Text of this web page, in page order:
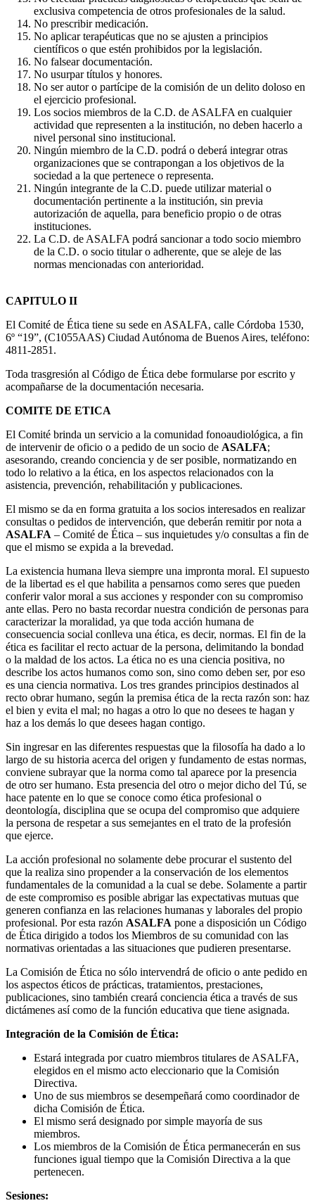
exclusiva competencia de otros profesionales de la salud.
No prescribir medicación.
No aplicar terapéuticas que no se ajusten a principios
científicos o que estén prohibidos por la legislación.
No falsear documentación.
No usurpar títulos y honores.
No ser autor o partícipe de la comisión de un delito doloso en
el ejercicio profesional.
Los socios miembros de la C.D. de ASALFA en cualquier
actividad que representen a la institución, no deben hacerlo a
nivel personal sino institucional.
Ningún miembro de la C.D. podrá o deberá integrar otras
organizaciones que se contrapongan a los objetivos de la
sociedad a la que pertenece o representa.
Ningún integrante de la C.D. puede utilizar material o
documentación pertinente a la institución, sin previa
autorización de aquella, para beneficio propio o de otras
instituciones.
La C.D. de ASALFA podrá sancionar a todo socio miembro
de la C.D. o socio titular o adherente, que se aleje de las
normas mencionadas con anterioridad.
CAPITULO II
El Comité de Ética tiene su sede en ASALFA, calle Córdoba 1530,
6º “19”, (C1055AAS) Ciudad Autónoma de Buenos Aires, teléfono:
4811-2851.
Toda trasgresión al Código de Ética debe formularse por escrito y
acompañarse de la documentación necesaria.
COMITE DE ETICA
El Comité brinda un servicio a la comunidad fonoaudiológica, a fin
de intervenir de oficio o a pedido de un socio de ASALFA;
asesorando, creando conciencia y de ser posible, normatizando en
todo lo relativo a la ética, en los aspectos relacionados con la
asistencia, prevención, rehabilitación y publicaciones.
El mismo se da en forma gratuita a los socios interesados en realizar
consultas o pedidos de intervención, que deberán remitir por nota a
ASALFA – Comité de Ética – sus inquietudes y/o consultas a fin de
que el mismo se expida a la brevedad.
La existencia humana lleva siempre una impronta moral. El supuesto
de la libertad es el que habilita a pensarnos como seres que pueden
conferir valor moral a sus acciones y responder con su compromiso
ante ellas. Pero no basta recordar nuestra condición de personas para
caracterizar la moralidad, ya que toda acción humana de
consecuencia social conlleva una ética, es decir, normas. El fin de la
ética es facilitar el recto actuar de la persona, delimitando la bondad
o la maldad de los actos. La ética no es una ciencia positiva, no
describe los actos humanos como son, sino como deben ser, por eso
es una ciencia normativa. Los tres grandes principios destinados al
recto obrar humano, según la premisa ética de la recta razón son: haz
el bien y evita el mal; no hagas a otro lo que no desees te hagan y
haz a los demás lo que desees hagan contigo.
Sin ingresar en las diferentes respuestas que la filosofía ha dado a lo
largo de su historia acerca del origen y fundamento de estas normas,
conviene subrayar que la norma como tal aparece por la presencia
de otro ser humano. Esta presencia del otro o mejor dicho del Tú, se
hace patente en lo que se conoce como ética profesional o
deontología, disciplina que se ocupa del compromiso que adquiere
la persona de respetar a sus semejantes en el trato de la profesión
que ejerce.
La acción profesional no solamente debe procurar el sustento del
que la realiza sino propender a la conservación de los elementos
fundamentales de la comunidad a la cual se debe. Solamente a partir
de este compromiso es posible abrigar las expectativas mutuas que
generen confianza en las relaciones humanas y laborales del propio
profesional. Por esta razón ASALFA pone a disposición un Código
de Ética dirigido a todos los Miembros de su comunidad con las
normativas orientadas a las situaciones que pudieren presentarse.
La Comisión de Ética no sólo intervendrá de oficio o ante pedido en
los aspectos éticos de prácticas, tratamientos, prestaciones,
publicaciones, sino también creará conciencia ética a través de sus
dictámenes así como de la función educativa que tiene asignada.
Integración de la Comisión de Ética:
Estará integrada por cuatro miembros titulares de ASALFA,
elegidos en el mismo acto eleccionario que la Comisión
Directiva.
Uno de sus miembros se desempeñará como coordinador de
dicha Comisión de Ética.
El mismo será designado por simple mayoría de sus
miembros.
Los miembros de la Comisión de Ética permanecerán en sus
funciones igual tiempo que la Comisión Directiva a la que
pertenecen.
Sesiones: